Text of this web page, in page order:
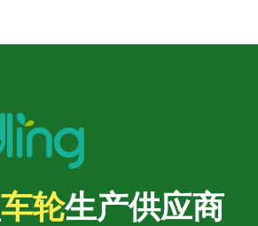
车轮生产供应商